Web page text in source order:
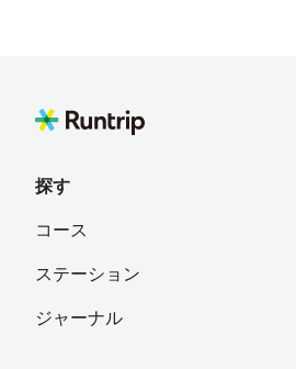
探す
コース
ステーション
ジャーナル